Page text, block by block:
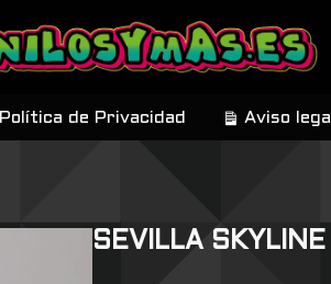
Política de Privacidad Aviso legal
SEVILLA SKYLINE